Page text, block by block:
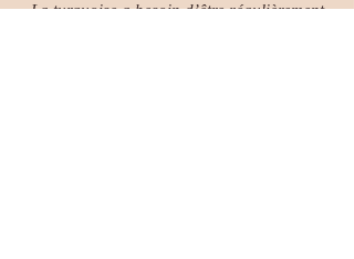
La turquoise a besoin d’être régulièrement